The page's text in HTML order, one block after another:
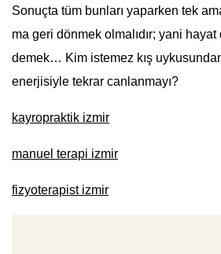
Sonuçta tüm bunları yaparken tek
ma geri dönmek olmalıdır; yani
demek… Kim istemez kış
enerjisiyle tekrar canlanmayı?
kayropraktik izmir
manuel terapi izmir
fizyoterapist izmir